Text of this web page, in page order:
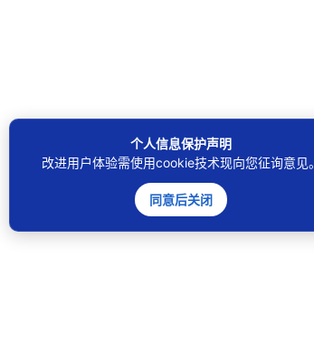
个人信息保护声明
改进用户体验需使用cookie技术现向您征询意见。
同意后关闭